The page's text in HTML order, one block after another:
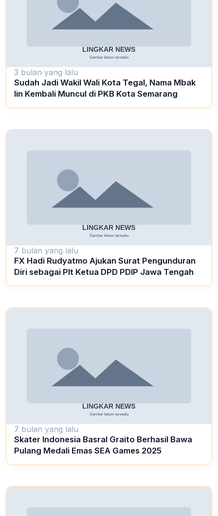
3 bulan yang lalu
Sudah Jadi Wakil Wali Kota Tegal, Nama Mbak
Iin Kembali Muncul di PKB Kota Semarang
7 bulan yang lalu
FX Hadi Rudyatmo Ajukan Surat Pengunduran
Diri sebagai Plt Ketua DPD PDIP Jawa Tengah
7 bulan yang lalu
Skater Indonesia Basral Graito Berhasil Bawa
Pulang Medali Emas SEA Games 2025